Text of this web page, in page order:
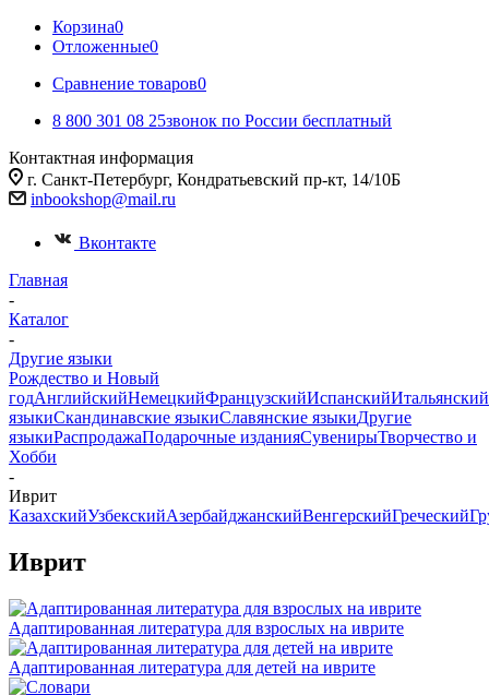
Корзина0
Отложенные0
Сравнение товаров0
8 800 301 08 25звонок по России бесплатный
Контактная информация
г. Санкт-Петербург, Кондратьевский пр-кт, 14/10Б
inbookshop@mail.ru
Вконтакте
Главная
-
Каталог
-
Другие языки
Рождество и Новый
годАнглийскийНемецкийФранцузскийИспанскийИтальянский
языкиСкандинавские языкиСлавянские языкиДругие
языкиРаспродажаПодарочные изданияСувенирыТворчество и
Хобби
-
Иврит
КазахскийУзбекскийАзербайджанскийВенгерскийГреческий
Иврит
Адаптированная литература для взрослых на иврите
Адаптированная литература для детей на иврите